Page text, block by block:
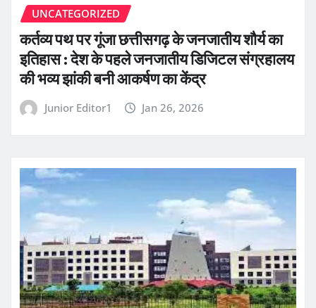
UNCATEGORIZED
कर्तव्य पथ पर गूंजा छत्तीसगढ़ के जनजातीय शौर्य का
इतिहास : देश के पहले जनजातीय डिजिटल संग्रहालय
की भव्य झांकी बनी आकर्षण का केंद्र
Junior Editor1 Jan 26, 2026